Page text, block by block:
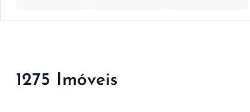
1275 Imóveis